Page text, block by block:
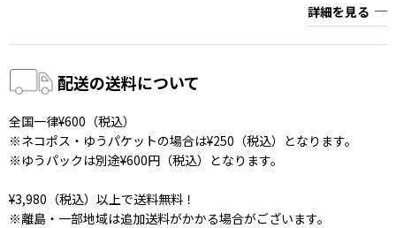
詳細を見る
配送の送料について
全国一律¥600（税込）
※ネコポス・ゆうパケットの場合は¥250（税込）となります。
※ゆうパックは別途¥600円（税込）となります。
¥3,980（税込）以上で送料無料！
※離島・一部地域は追加送料がかかる場合がございます。